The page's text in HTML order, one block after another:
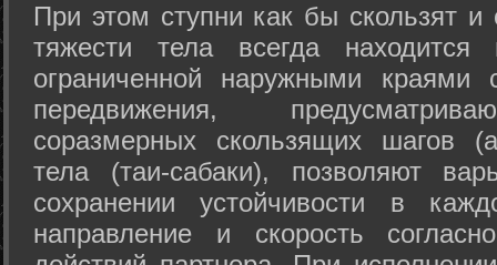
При этом ступни как бы скользят
тяжести тела всегда
ограниченной наружными краями
передвижения,
соразмерных скользящих шагов
тела (таи-сабаки), позволяют
сохранении устойчивости в
направление и скорость